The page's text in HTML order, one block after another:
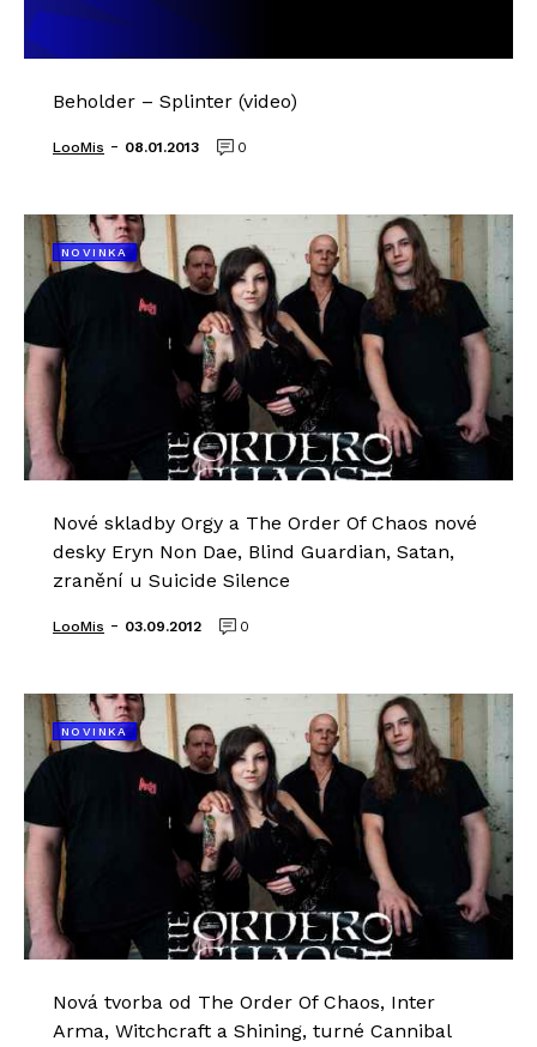
Beholder – Splinter (video)
LooMis - 08.01.2013 0
NOVINKA
Nové skladby Orgy a The Order Of Chaos nové
desky Eryn Non Dae, Blind Guardian, Satan,
zranění u Suicide Silence
LooMis - 03.09.2012 0
NOVINKA
Nová tvorba od The Order Of Chaos, Inter
Arma, Witchcraft a Shining, turné Cannibal